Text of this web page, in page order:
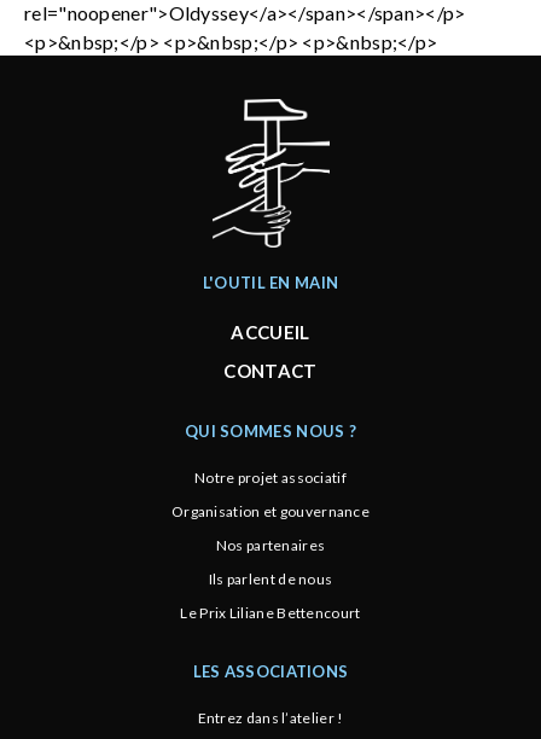
rel="noopener">Oldyssey</a></span></span></p>
<p>&nbsp;</p> <p>&nbsp;</p> <p>&nbsp;</p>
L'OUTIL EN MAIN
ACCUEIL
CONTACT
QUI SOMMES NOUS ?
Notre projet associatif
Organisation et gouvernance
Nos partenaires
Ils parlent de nous
Le Prix Liliane Bettencourt
LES ASSOCIATIONS
Entrez dans l’atelier !